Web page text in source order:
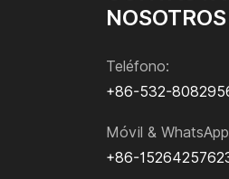
Boquilla de
Tejido de fibra
vidrio
Cerámica
Bolas
NOSOTROS
Teléfono:
+86-532-
Móvil &
+86-